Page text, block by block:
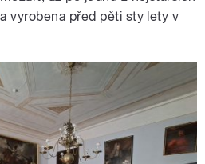
vyrobena před pěti sty lety v